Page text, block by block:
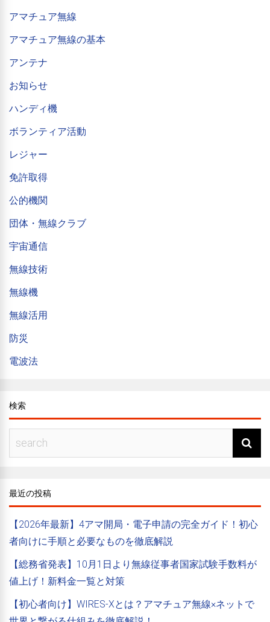
アマチュア無線
アマチュア無線の基本
アンテナ
お知らせ
ハンディ機
ボランティア活動
レジャー
免許取得
公的機関
団体・無線クラブ
宇宙通信
無線技術
無線機
無線活用
防災
電波法
検索
最近の投稿
【2026年最新】4アマ開局・電子申請の完全ガイド！初心
者向けに手順と必要なものを徹底解説
【総務省発表】10月1日より無線従事者国家試験手数料が
値上げ！新料金一覧と対策
【初心者向け】WIRES-Xとは？アマチュア無線×ネットで